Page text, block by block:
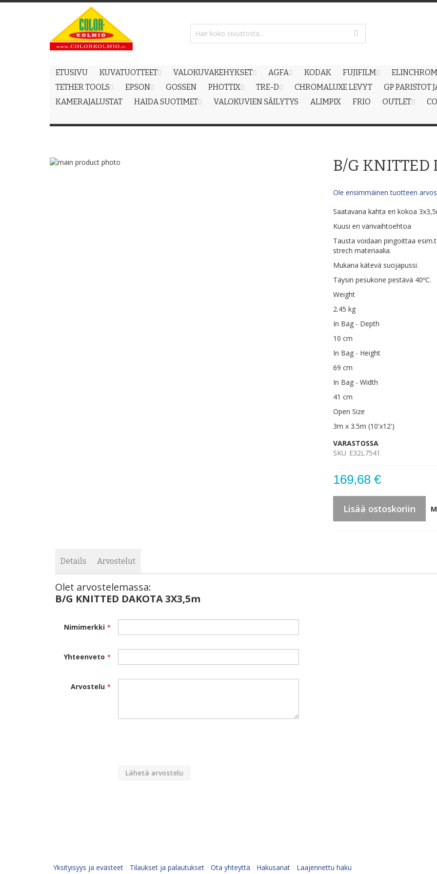
Content
ETUSIVU KUVATUOTTEET VALOKUVAKEHYKSET AGFA KODAK FUJIFILM
ELINCHROM
TETHER TOOLS
EPSON GOSSEN PHOTTIX TRE-D CHROMALUXE LEVYT
GP PARISTOT
KAMERAJALUSTAT
HAIDA SUOTIMET VALOKUVIEN SÄILYTYS ALIMPIX FRIO OUTLET
Skip
B/G KNITTED
Ole ensimmäinen tuotteen
Saatavana kahta eri kokoa
Kuusi eri värivaihtoehtoa
Tausta voidaan pingoittaa
strech materiaalia.
Mukana kätevä suojapussi.
Täysin pesukone pestävä 40ºC.
Weight
2.45 kg
In Bag - Depth
10 cm
In Bag - Height
69 cm
In Bag - Width
41 cm
Open Size
3m x 3.5m (10'x12')
VARASTOSSA
SKU E32L7541
169,68 €
Lisää ostoskoriin
Details Arvostelut
Olet arvostelemassa:
B/G KNITTED DAKOTA 3X3,5m
Nimimerkki
Yhteenveto
Arvostelu
Lähetä arvostelu
Yksityisyys ja evästeet Tilaukset ja palautukset Ota yhteyttä Hakusanat Laajennettu haku